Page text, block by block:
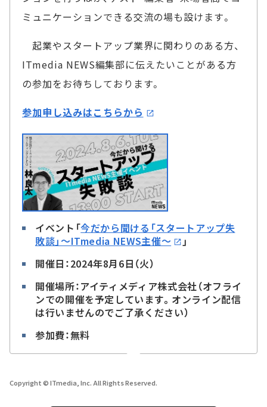
ミュニケーションできる交流の場も設けます。
起業やスタートアップ業界に関わりのある方、
ITmedia NEWS編集部に伝えたいことがある方
の参加をお待ちしております。
参加申し込みはこちらから
イベント「今だから聞ける「スタートアップ失
敗談」～ITmedia NEWS主催～
」
開催日：2024年8月6日（火）
開催場所：アイティメディア株式会社（オフライ
ンでの開催を予定しています。オンライン配信
は行いませんのでご了承ください）
参加費：無料
Copyright © ITmedia, Inc. All Rights Reserved.